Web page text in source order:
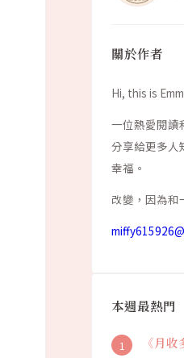
關於作者
Hi, this is
一位熱愛閱讀
分享給更多人
幸福。
改變，因為和
本週最熱門
《月